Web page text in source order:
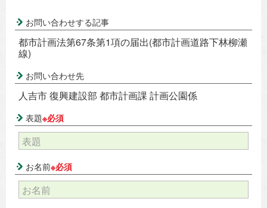
お問い合わせする記事
都市計画法第67条第1項の届出(都市計画道路下林柳瀬
線)
お問い合わせ先
人吉市 復興建設部 都市計画課 計画公園係
表題※必須
お名前※必須